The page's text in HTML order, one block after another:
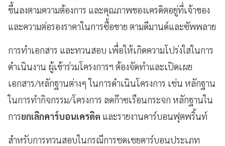
ขึ้นลงตามความต้องการ และคุณภาพของเครดิตอยู่ที่เจ้าของ
และความต่อรองราคาในการซื้อขาย ตามดีมานด์และซัพพลาย
การทำเอกสาร และทวนสอบ เพื่อให้เกิดความโปร่งใสในการ
ดำเนินงาน ผู้เข้าร่วมโครงการฯ ต้องจัดทำและเปิดเผย
เอกสาร/หลักฐานต่างๆ ในการดำเนินโครงการ เช่น หลักฐาน
ในการทำกิจกรรม/โครงการ ลดก๊าซเรือนกระจก หลักฐานใน
การยกเลิกคาร์บอนเครดิต และรายงานคาร์บอนฟุตพริ้นท์
สำหรับการทวนสอบในกรณีการชดเชยคาร์บอนประเภท